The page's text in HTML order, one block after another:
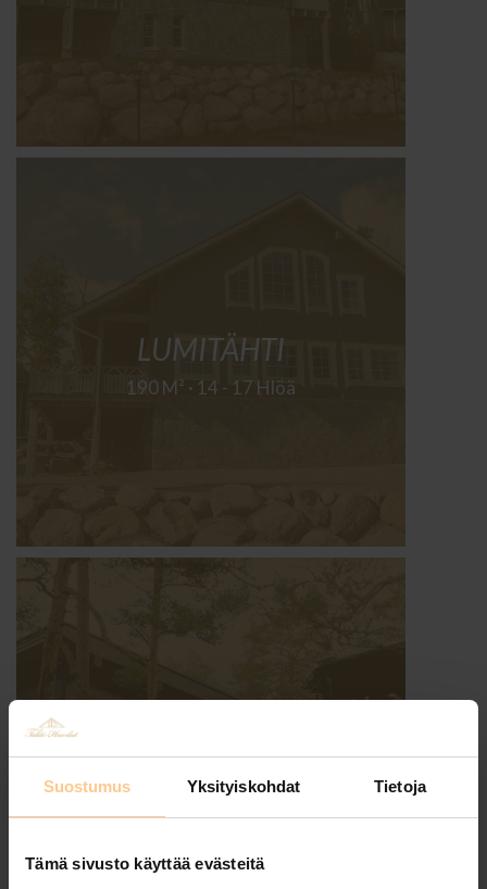
Suostumus Yksityiskohdat Tietoja
Tämä sivusto käyttää evästeitä
LUMITÄHTI
190 M² · 14 - 17 Hlöä
MERILUODON TÄHTI
120 M² · 6+2 Hlöä